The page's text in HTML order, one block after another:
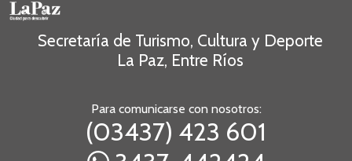
Secretaría de Turismo, Cultura y Deporte
La Paz, Entre Ríos
Para comunicarse con nosotros:
(03437) 423 601